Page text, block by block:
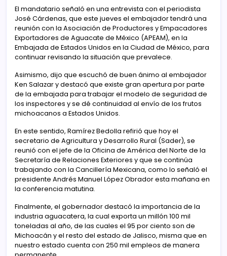
El mandatario señaló en una entrevista con el periodista
José Cárdenas, que este jueves el embajador tendrá una
reunión con la Asociación de Productores y Empacadores
Exportadores de Aguacate de México (APEAM), en la
Embajada de Estados Unidos en la Ciudad de México, para
continuar revisando la situación que prevalece.
Asimismo, dijo que escuchó de buen ánimo al embajador
Ken Salazar y destacó que existe gran apertura por parte
de la embajada para trabajar el modelo de seguridad de
los inspectores y se dé continuidad al envío de los frutos
michoacanos a Estados Unidos.
En este sentido, Ramírez Bedolla refirió que hoy el
secretario de Agricultura y Desarrollo Rural (Sader), se
reunió con el jefe de la Oficina de América del Norte de la
Secretaría de Relaciones Exteriores y que se continúa
trabajando con la Cancillería Mexicana, como lo señaló el
presidente Andrés Manuel López Obrador esta mañana en
la conferencia matutina.
Finalmente, el gobernador destacó la importancia de la
industria aguacatera, la cual exporta un millón 100 mil
toneladas al año, de las cuales el 95 por ciento son de
Michoacán y el resto del estado de Jalisco, misma que en
nuestro estado cuenta con 250 mil empleos de manera